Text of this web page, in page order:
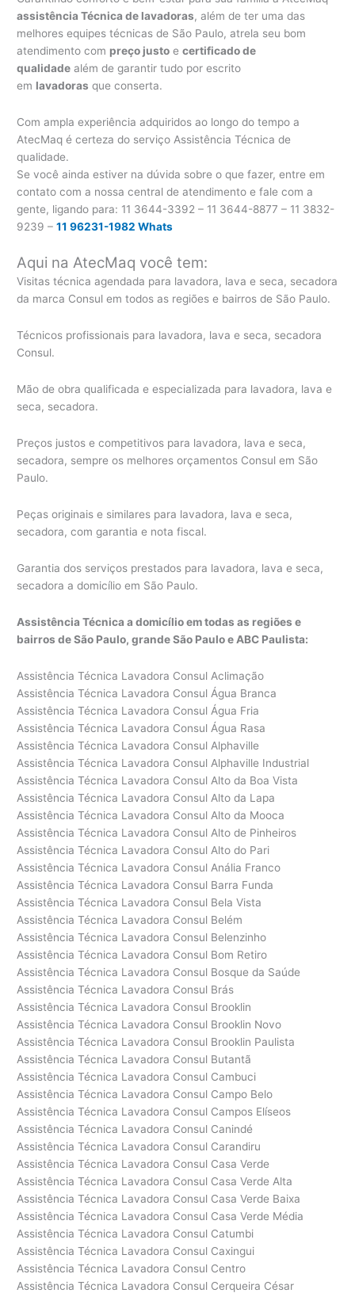
assistência Técnica de lavadoras, além de ter uma das
melhores equipes técnicas de São Paulo, atrela seu bom
atendimento com preço justo ecertificado de
qualidade além de garantir tudo por escrito
em lavadoras que conserta.
Com ampla experiência adquiridos ao longo do tempo a
AtecMaq é certeza do serviço Assistência Técnica de
qualidade.
Se você ainda estiver na dúvida sobre o que fazer, entre em
contato com a nossa central de atendimento e fale com a
gente, ligando para: 11 3644-3392 – 11 3644-8877 – 11 3832-
9239 –11 96231-1982 Whats
Aqui na AtecMaq você tem:
Visitas técnica agendada para lavadora, lava e seca, secadora
da marca Consul em todos as regiões e bairros de São Paulo.
Técnicos profissionais para lavadora, lava e seca, secadora
Consul.
Mão de obra qualificada e especializada para lavadora, lava e
seca, secadora.
Preços justos e competitivos para lavadora, lava e seca,
secadora, sempre os melhores orçamentos Consul em São
Paulo.
Peças originais e similares para lavadora, lava e seca,
secadora, com garantia e nota fiscal.
Garantia dos serviços prestados para lavadora, lava e seca,
secadora a domicílio em São Paulo.
Assistência Técnica a domicílio em todas as regiões e
bairros de São Paulo, grande São Paulo e ABC Paulista:
Assistência Técnica Lavadora Consul Aclimação
Assistência Técnica Lavadora Consul Água Branca
Assistência Técnica Lavadora Consul Água Fria
Assistência Técnica Lavadora Consul Água Rasa
Assistência Técnica Lavadora Consul Alphaville
Assistência Técnica Lavadora Consul Alphaville Industrial
Assistência Técnica Lavadora Consul Alto da Boa Vista
Assistência Técnica Lavadora Consul Alto da Lapa
Assistência Técnica Lavadora Consul Alto da Mooca
Assistência Técnica Lavadora Consul Alto de Pinheiros
Assistência Técnica Lavadora Consul Alto do Pari
Assistência Técnica Lavadora Consul Anália Franco
Assistência Técnica Lavadora Consul Barra Funda
Assistência Técnica Lavadora Consul Bela Vista
Assistência Técnica Lavadora Consul Belém
Assistência Técnica Lavadora Consul Belenzinho
Assistência Técnica Lavadora Consul Bom Retiro
Assistência Técnica Lavadora Consul Bosque da Saúde
Assistência Técnica Lavadora Consul Brás
Assistência Técnica Lavadora Consul Brooklin
Assistência Técnica Lavadora Consul Brooklin Novo
Assistência Técnica Lavadora Consul Brooklin Paulista
Assistência Técnica Lavadora Consul Butantã
Assistência Técnica Lavadora Consul Cambuci
Assistência Técnica Lavadora Consul Campo Belo
Assistência Técnica Lavadora Consul Campos Elíseos
Assistência Técnica Lavadora Consul Canindé
Assistência Técnica Lavadora Consul Carandiru
Assistência Técnica Lavadora Consul Casa Verde
Assistência Técnica Lavadora Consul Casa Verde Alta
Assistência Técnica Lavadora Consul Casa Verde Baixa
Assistência Técnica Lavadora Consul Casa Verde Média
Assistência Técnica Lavadora Consul Catumbi
Assistência Técnica Lavadora Consul Caxingui
Assistência Técnica Lavadora Consul Centro
Assistência Técnica Lavadora Consul Cerqueira César